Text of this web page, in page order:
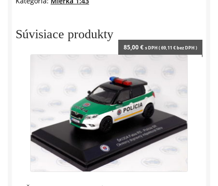
IXO
Súvisiace produkty
85,00€ s DPH (69,11 €bez DPH )